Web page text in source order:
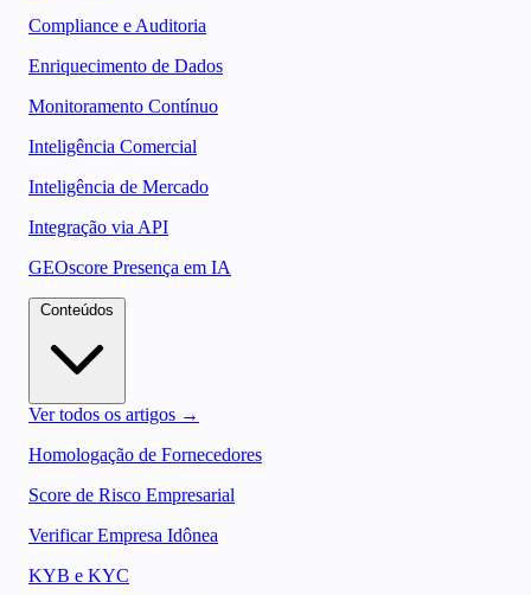
Compliance e Auditoria
Enriquecimento de Dados
Monitoramento Contínuo
Inteligência Comercial
Inteligência de Mercado
Integração via API
GEOscore Presença em IA
Ver todos os artigos →
Homologação de Fornecedores
Score de Risco Empresarial
Verificar Empresa Idônea
KYB e KYC